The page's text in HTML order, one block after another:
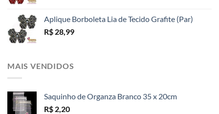
Aplique Borboleta Lia de Tecido Grafite (Par)
R$ 28,99
MAIS VENDIDOS
Saquinho de Organza Branco 35 x 20cm
R$ 2,20